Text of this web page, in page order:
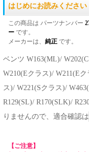
はじめにお読みください
この商品は パーツナンバー
ー です。
メーカーは、 純正 です。
ベンツ W163(ML)/
W210(Eクラス)/ W211(E
ス)/ W221(Sクラス)/
R129(SL)/ R170(SLK)/
りませんので、適合確認は
【ご注意】